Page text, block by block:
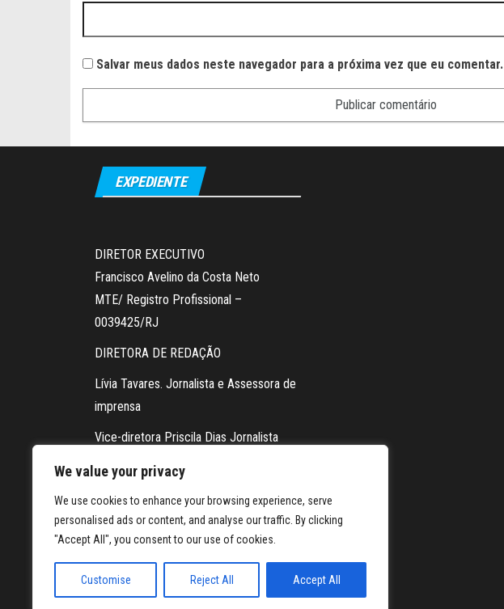
We value your privacy
We use cookies to enhance your browsing experience, serve
personalised ads or content, and analyse our traffic. By clicking
"Accept All", you consent to our use of cookies.
Customise Reject All Accept All
Salvar meus dados neste navegador para a próxima vez que eu comentar.
EXPEDIENTE
DIRETOR EXECUTIVO
Francisco Avelino da Costa Neto
MTE/ Registro Profissional –
0039425/RJ
DIRETORA DE REDAÇÃO
Lívia Tavares. Jornalista e Assessora de
imprensa
Vice-diretora Priscila Dias Jornalista
Contato da redação via WhatsApp:
21 98604-5878
FOTOGRAFIA